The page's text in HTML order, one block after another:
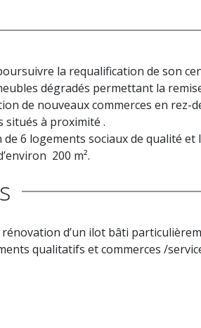
la requalification de son
dégradés permettant la
de nouveaux commerces en rez-
situés à proximité .
6 logements sociaux de qualité et
200 m².
d’un ilot bâti
qualitatifs et commerces /